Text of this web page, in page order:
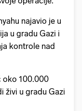
najavio je u
u gradu Gazi i
kontrole nad
oko 100.000
živi u gradu Gazi